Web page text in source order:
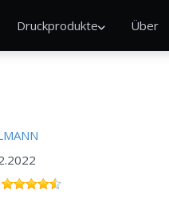
Druckprodukte Über